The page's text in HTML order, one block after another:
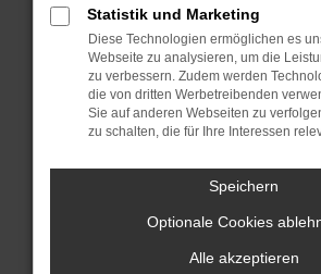
Betriebssystem auf dem
sind.
Veraltete Software birgt nicht
Sicherheitsrisiko, sondern kann
führen, dass bestimmte
unterstützt werden.
Wende dich an den
Wenn du alle oben genannten
hast, kontaktiere uns bitte. Wir
versuchen, das Problem zu
uns diesen Text schicken, um
Statistik und Marketing
Diese Technologien ermöglichen es
Webseite zu analysieren, um die
zu verbessern. Zudem werden
die von dritten Werbetreibenden
Sie auf anderen Webseiten zu
zu schalten, die für Ihre Interessen
Speichern
Optionale Cookies
Alle akzeptieren